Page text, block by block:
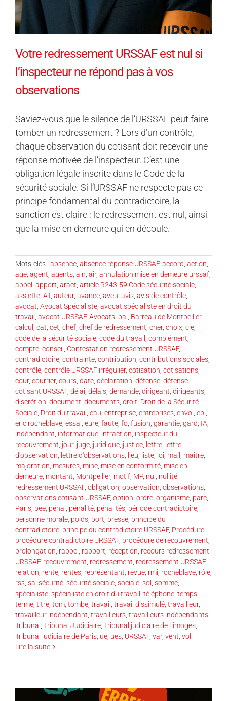
Votre redressement URSSAF est nul si
l’inspecteur ne répond pas à vos
observations
Saviez-vous que le silence de l’URSSAF peut faire
tomber un redressement ? Lors d’un contrôle,
chaque observation du cotisant doit recevoir une
réponse motivée de l’inspecteur. C’est une
obligation légale inscrite dans le Code de la
sécurité sociale. Si l’URSSAF ne respecte pas ce
principe fondamental du contradictoire, la
sanction est claire : le redressement est nul, ainsi
que la mise en demeure qui en découle.
Mots-clés : absence, absence réponse URSSAF, accord, action,
age, agent, agents, ain, air, annulation mise en demeure urssaf,
appel , apport, aract, article R243-59 Code sécurité sociale,
assiette, AT, auteur, avance, aveu, avis, avis de contrôle,
avocat, Avocat Spécialiste, avocat spécialiste en droit du
travail , avocat URSSAF, Avocats, bal , Barreau de Montpellier,
calcul , cat, cet, chef, chef de redressement, cher, choix, cie,
code de la sécurité sociale, code du travail , complément,
compte, conseil , Contestation redressement URSSAF,
contradictoire, contrainte, contribution, contributions sociales,
contrôle, contrôle URSSAF irrégulier, cotisation, cotisations,
cour, courrier, cours, date, déclaration, défense, défense
cotisant URSSAF, délai, délais, demande, dirigeant, dirigeants,
discrétion, document, documents, droit, Droit de la Sécurité
Sociale, Droit du travail , eau, entreprise, entreprises, envoi, epi,
eric rocheblave, essai, eure, faute, fo, fusion, garantie, gard, IA,
indépendant, informatique, infraction, inspecteur du
recouvrement, jour, juge, juridique, justice, lettre, lettre
d'observation, lettre d'observations, lieu, liste, loi, mail , maître,
majoration, mesures, mine, mise en conformité, mise en
demeure, montant, Montpellier, motif, MP, nul , nullité
redressement URSSAF, obligation, observation, observations,
observations cotisant URSSAF, option, ordre, organisme, parc,
Paris, pee, pénal , pénalité, pénalités, période contradictoire,
personne morale, poids, port, presse, principe du
contradictoire, principe du contradictoire URSSAF, Procédure,
procédure contradictoire URSSAF, procédure de recouvrement,
prolongation, rappel , rapport, réception, recours redressement
URSSAF, recouvrement, redressement, redressement URSSAF,
relation, rente, rentes, représentant, revue, rmi, rocheblave, rôle,
rss, sa, sécurité, sécurité sociale, sociale, sol , somme,
spécialiste, spécialiste en droit du travail , téléphone, temps,
terme, titre, tom, tombe, travail , travail dissimulé, travailleur,
travailleur indépendant, travailleurs, travailleurs indépendants,
Tribunal , Tribunal Judiciaire, Tribunal judiciaire de Limoges,
Tribunal judiciaire de Paris, ue, ues, URSSAF, var, vent, vol
Lire la suite